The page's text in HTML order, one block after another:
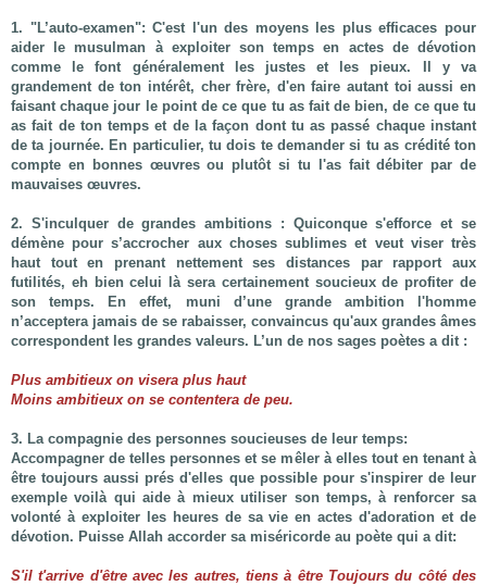
1. "L’auto-examen": C'est l'un des moyens les plus efficaces pour
aider le musulman à exploiter son temps en actes de dévotion
comme le font généralement les justes et les pieux. Il y va
grandement de ton intérêt, cher frère, d'en faire autant toi aussi en
faisant chaque jour le point de ce que tu as fait de bien, de ce que tu
as fait de ton temps et de la façon dont tu as passé chaque instant
de ta journée. En particulier, tu dois te demander si tu as crédité ton
compte en bonnes œuvres ou plutôt si tu l'as fait débiter par de
mauvaises œuvres.
2. S'inculquer de grandes ambitions : Quiconque s'efforce et se
démène pour s’accrocher aux choses sublimes et veut viser très
haut tout en prenant nettement ses distances par rapport aux
futilités, eh bien celui là sera certainement soucieux de profiter de
son temps. En effet, muni d’une grande ambition l'homme
n’acceptera jamais de se rabaisser, convaincus qu'aux grandes âmes
correspondent les grandes valeurs. L’un de nos sages poètes a dit :
Plus ambitieux on visera plus haut
Moins ambitieux on se contentera de peu.
3. La compagnie des personnes soucieuses de leur temps:
Accompagner de telles personnes et se mêler à elles tout en tenant à
être toujours aussi prés d'elles que possible pour s'inspirer de leur
exemple voilà qui aide à mieux utiliser son temps, à renforcer sa
volonté à exploiter les heures de sa vie en actes d'adoration et de
dévotion. Puisse Allah accorder sa miséricorde au poète qui a dit:
S'il t'arrive d'être avec les autres, tiens à être Toujours du côté des